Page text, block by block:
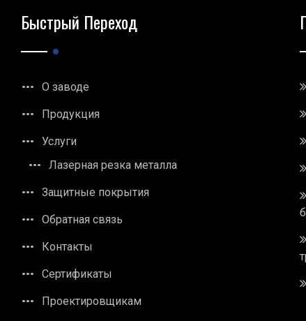
Быстрый Переход
О заводе
Продукция
Услуги
Лазерная резка металла
Защитные покрытия
Обратная связь
Контакты
Сертификаты
Проектировщикам